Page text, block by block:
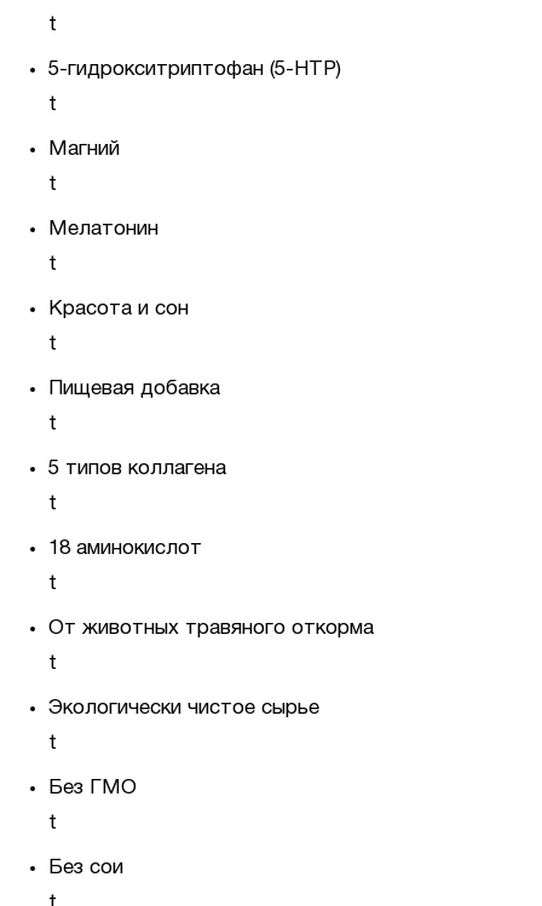
t
5-гидрокситриптофан (5-HTP)
t
Магний
t
Мелатонин
t
Красота и сон
t
Пищевая добавка
t
5 типов коллагена
t
18 аминокислот
t
От животных травяного откорма
t
Экологически чистое сырье
t
Без ГМО
t
Без сои
t